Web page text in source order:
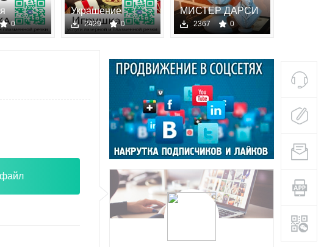
- Ме
0
Украшение
рождествен
2429 0
МИСТЕР ДАРСИ
ГОРДОСТЬ
2367 0